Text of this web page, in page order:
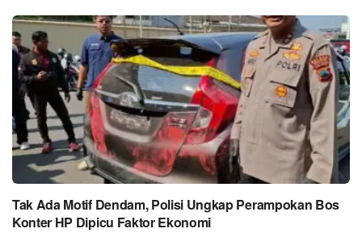
Tak Ada Motif Dendam, Polisi Ungkap Perampokan Bos
Konter HP Dipicu Faktor Ekonomi